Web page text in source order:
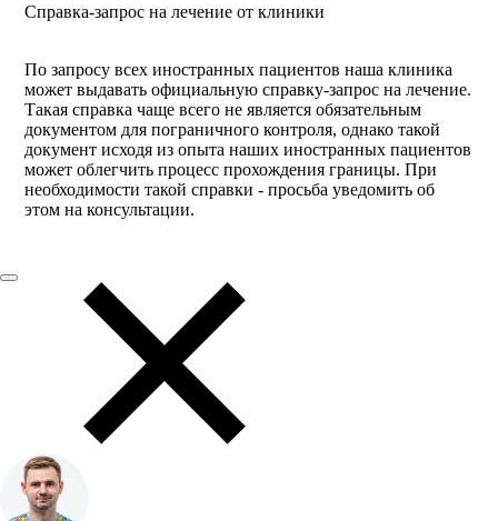
Справка-запрос на лечение от клиники
По запросу всех иностранных пациентов наша клиника
может выдавать официальную справку-запрос на лечение.
Такая справка чаще всего не является обязательным
документом для пограничного контроля, однако такой
документ исходя из опыта наших иностранных пациентов
может облегчить процесс прохождения границы. При
необходимости такой справки - просьба уведомить об
этом на консультации.